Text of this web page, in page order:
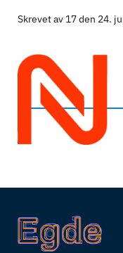
Skrevet av 17 den 24.